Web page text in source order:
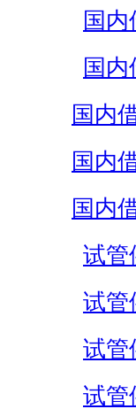
国
国
国内
国内
国内
试管
试管
试管
试管